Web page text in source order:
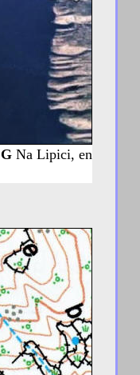
GNa Lipici, en